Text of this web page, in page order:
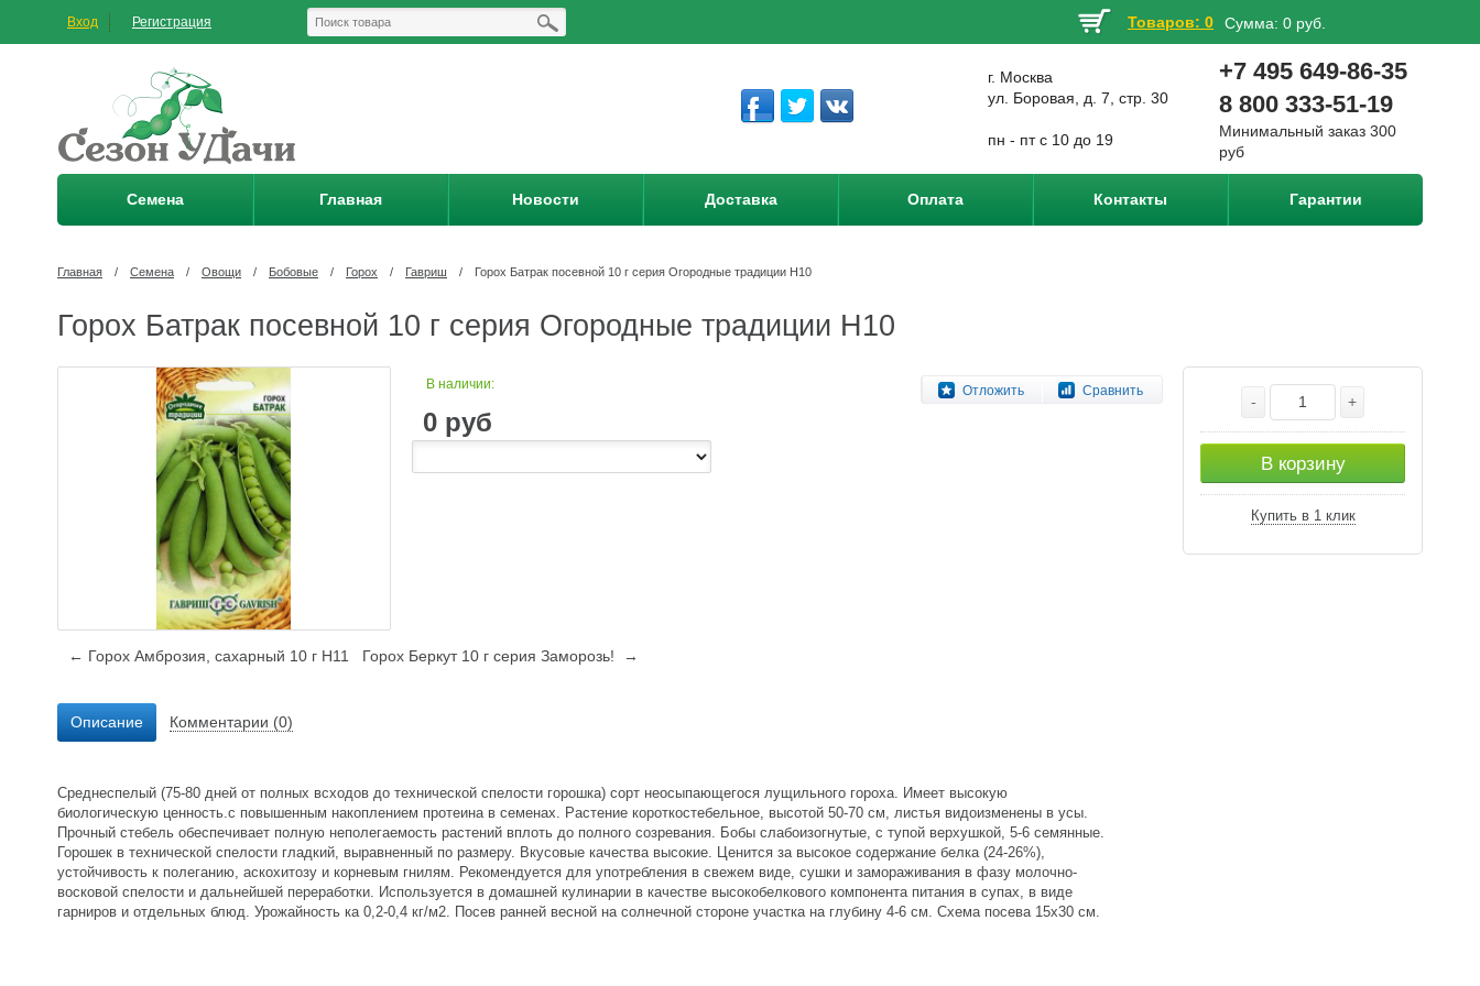
Вход Регистрация Товаров: 0 Сумма: 0 руб.
г. Москва
ул. Боровая, д. 7, стр. 30
пн - пт с 10 до 19
+7 495 649-86-35
8 800 333-51-19
Минимальный заказ 300
руб
Семена Главная Новости Доставка Оплата Контакты Гарантии
Главная / Семена / Овощи / Бобовые / Горох / Гавриш / Горох Батрак посевной 10 г серия Огородные традиции Н10
Горох Батрак посевной 10 г серия Огородные традиции Н10
Отложить Сравнить
В наличии:
0 руб
- +
В корзину
Купить в 1 клик
← Горох Амброзия, сахарный 10 г Н11 Горох Беркут 10 г серия Заморозь! →
Описание Комментарии (0)
Среднеспелый (75-80 дней от полных всходов до технической спелости горошка) сорт неосыпающегося лущильного гороха. Имеет высокую
биологическую ценность.с повышенным накоплением протеина в семенах. Растение короткостебельное, высотой 50-70 см, листья видоизменены в усы.
Прочный стебель обеспечивает полную неполегаемость растений вплоть до полного созревания. Бобы слабоизогнутые, с тупой верхушкой, 5-6 семянные.
Горошек в технической спелости гладкий, выравненный по размеру. Вкусовые качества высокие. Ценится за высокое содержание белка (24-26%),
устойчивость к полеганию, аскохитозу и корневым гнилям. Рекомендуется для употребления в свежем виде, сушки и замораживания в фазу молочно-
восковой спелости и дальнейшей переработки. Используется в домашней кулинарии в качестве высокобелкового компонента питания в супах, в виде
гарниров и отдельных блюд. Урожайность ка 0,2-0,4 кг/м2. Посев ранней весной на солнечной стороне участка на глубину 4-6 см. Схема посева 15x30 см.